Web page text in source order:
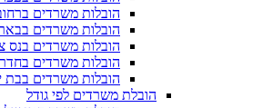
הובלות משרדים
הובלות משרדים
הובלות משרדים בנס
הובלות משרדים
הובלות משרדים בבת
הובלת משרדים לפי גודל